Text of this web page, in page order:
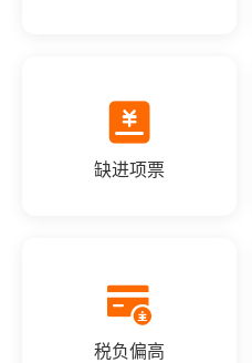
缺进项票
税负偏高